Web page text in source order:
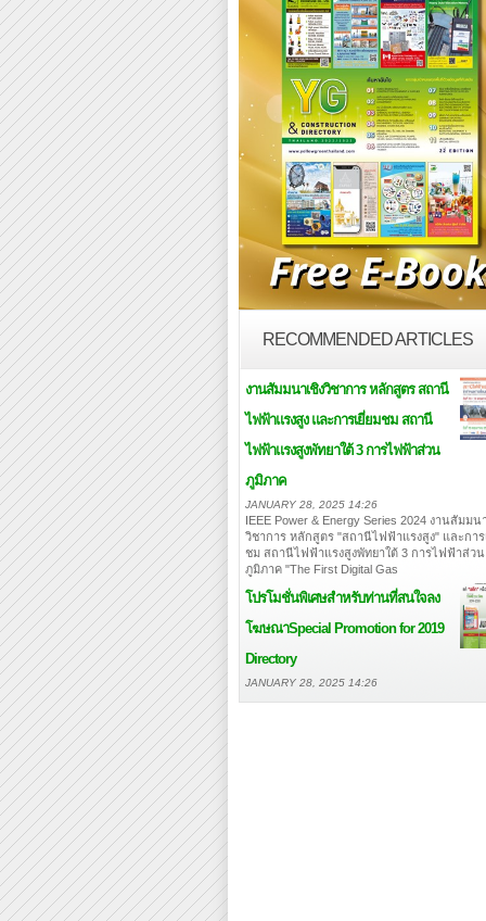
RECOMMENDED ARTICLES
งานสัมมนาเชิงวิชาการ หลักสูตร สถานี
ไฟฟ้าแรงสูง และการเยี่ยมชม สถานี
ไฟฟ้าแรงสูงพัทยาใต้ 3 การไฟฟ้าส่วน
ภูมิภาค
JANUARY 28, 2025 14:26
IEEE Power & Energy Series 2024 งานสัมมน
วิชาการ หลักสูตร "สถานีไฟฟ้าแรงสูง" และการ
ชม สถานีไฟฟ้าแรงสูงพัทยาใต้ 3 การไฟฟ้าส่วน
ภูมิภาค "The First Digital Gas
โปรโมชั่นพิเศษสำหรับท่านที่สนใจลง
โฆษณาSpecial Promotion for 2019
Directory
JANUARY 28, 2025 14:26